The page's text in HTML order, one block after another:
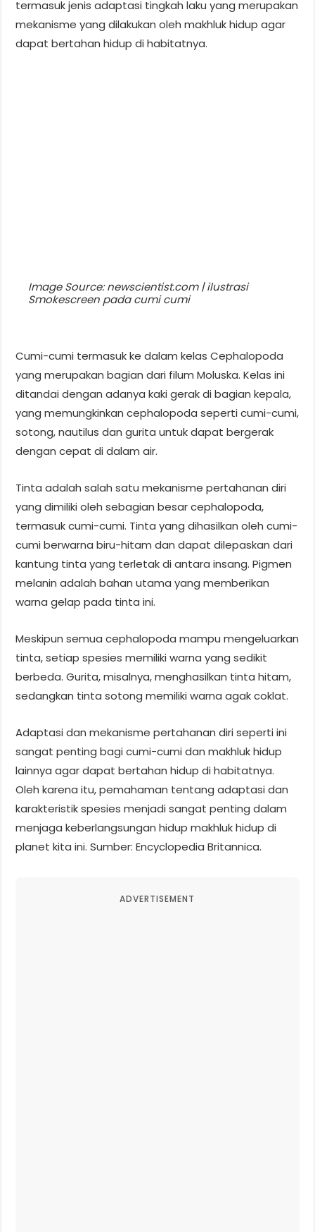
termasuk jenis adaptasi tingkah laku yang merupakan
mekanisme yang dilakukan oleh makhluk hidup agar
dapat bertahan hidup di habitatnya.
Image Source: newscientist.com | ilustrasi
Smokescreen pada cumi cumi
Cumi-cumi termasuk ke dalam kelas Cephalopoda
yang merupakan bagian dari filum Moluska. Kelas ini
ditandai dengan adanya kaki gerak di bagian kepala,
yang memungkinkan cephalopoda seperti cumi-cumi,
sotong, nautilus dan gurita untuk dapat bergerak
dengan cepat di dalam air.
Tinta adalah salah satu mekanisme pertahanan diri
yang dimiliki oleh sebagian besar cephalopoda,
termasuk cumi-cumi. Tinta yang dihasilkan oleh cumi-
cumi berwarna biru-hitam dan dapat dilepaskan dari
kantung tinta yang terletak di antara insang. Pigmen
melanin adalah bahan utama yang memberikan
warna gelap pada tinta ini.
Meskipun semua cephalopoda mampu mengeluarkan
tinta, setiap spesies memiliki warna yang sedikit
berbeda. Gurita, misalnya, menghasilkan tinta hitam,
sedangkan tinta sotong memiliki warna agak coklat.
Adaptasi dan mekanisme pertahanan diri seperti ini
sangat penting bagi cumi-cumi dan makhluk hidup
lainnya agar dapat bertahan hidup di habitatnya.
Oleh karena itu, pemahaman tentang adaptasi dan
karakteristik spesies menjadi sangat penting dalam
menjaga keberlangsungan hidup makhluk hidup di
planet kita ini. Sumber: Encyclopedia Britannica.
ADVERTISEMENT